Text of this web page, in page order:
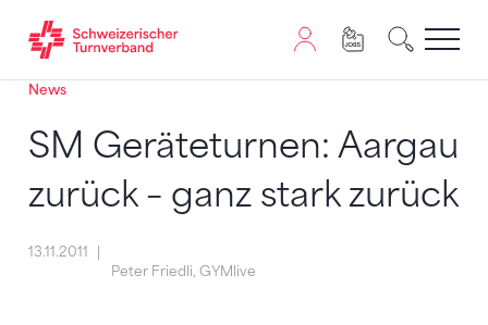
Zum Inhalt springen
Zur Sitemap navigieren
Zum Navigieren dieser Seite wird JavaScript benötigt.
News
SM Geräteturnen: Aargau
zurück – ganz stark zurück
13.11.2011
Peter Friedli, GYMlive